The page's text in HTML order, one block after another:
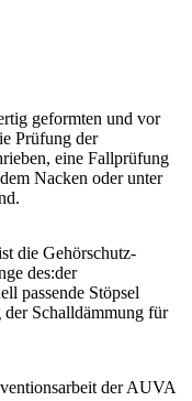
geformten und vor
Prüfung der
eine Fallprüfung
Nacken oder unter
die Gehörschutz-
des:der
passende Stöpsel
Schalldämmung für
der AUVA